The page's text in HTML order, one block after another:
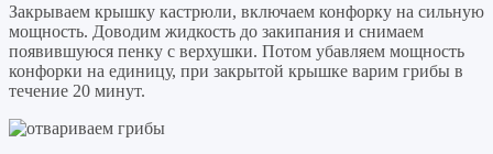
Закрываем крышку кастрюли, включаем конфорку на сильную
мощность. Доводим жидкость до закипания и снимаем
появившуюся пенку с верхушки. Потом убавляем мощность
конфорки на единицу, при закрытой крышке варим грибы в
течение 20 минут.